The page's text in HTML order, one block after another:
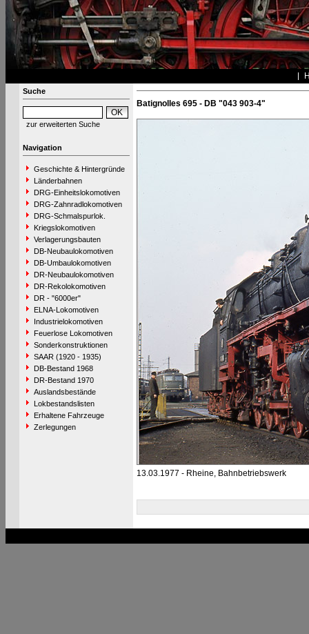
Suche
zur erweiterten Suche
Navigation
Geschichte & Hintergründe
Länderbahnen
DRG-Einheitslokomotiven
DRG-Zahnradlokomotiven
DRG-Schmalspurlok.
Kriegslokomotiven
Verlagerungsbauten
DB-Neubaulokomotiven
DB-Umbaulokomotiven
DR-Neubaulokomotiven
DR-Rekolokomotiven
DR - "6000er"
ELNA-Lokomotiven
Industrielokomotiven
Feuerlose Lokomotiven
Sonderkonstruktionen
SAAR (1920 - 1935)
DB-Bestand 1968
DR-Bestand 1970
Auslandsbestände
Lokbestandslisten
Erhaltene Fahrzeuge
Zerlegungen
Batignolles 695 - DB "043 903-4"
13.03.1977 - Rheine, Bahnbetriebswerk